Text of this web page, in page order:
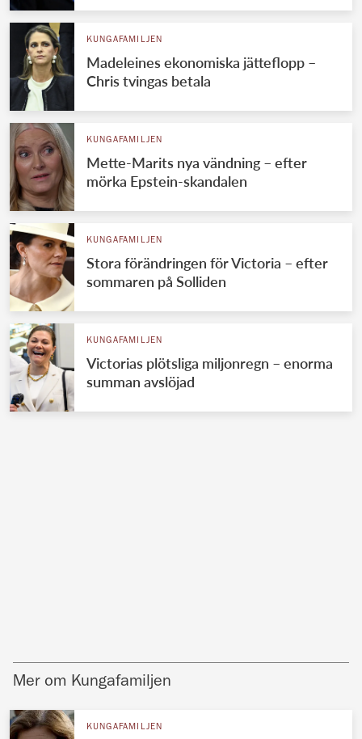
KUNGAFAMILJEN
Madeleines ekonomiska jätteflopp –
Chris tvingas betala
KUNGAFAMILJEN
Mette-Marits nya vändning – efter
mörka Epstein-skandalen
KUNGAFAMILJEN
Stora förändringen för Victoria – efter
sommaren på Solliden
KUNGAFAMILJEN
Victorias plötsliga miljonregn – enorma
summan avslöjad
Mer om Kungafamiljen
KUNGAFAMILJEN